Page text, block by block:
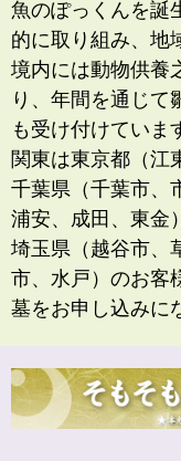
魚のぽっくんを誕
的に取り組み、地
境内には動物供養
り、年間を通じて
も受け付けていま
関東は東京都（江
千葉県（千葉市、
浦安、成田、東金
埼玉県（越谷市、
市、水戸）のお客
墓をお申し込みに